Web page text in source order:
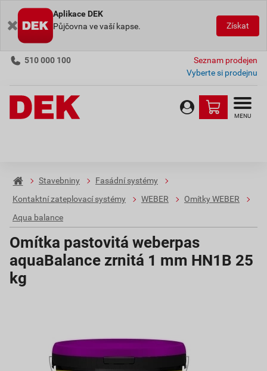
Aplikace DEK
Půjčovna ve vaší kapse.
Získat
510 000 100
Seznam prodejen
Vyberte si prodejnu
MENU
Stavebniny
Fasádní systémy
Kontaktní zateplovací systémy
WEBER
Omítky WEBER
Aqua balance
Omítka pastovitá weberpas
aquaBalance zrnitá 1 mm HN1B 25
kg